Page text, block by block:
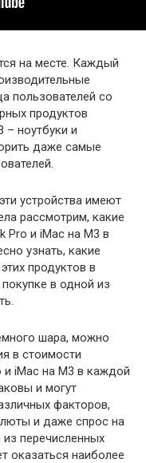
на месте. Каждый
пользователей со
продуктов
– ноутбуки и
даже самые
устройства имеют
рассмотрим, какие
Pro и iMac на M3 в
узнать, какие
продуктов в
в одной из
шара, можно
в стоимости
iMac на M3 в каждой
и могут
факторов,
и даже спрос на
перечисленных
оказаться наиболее